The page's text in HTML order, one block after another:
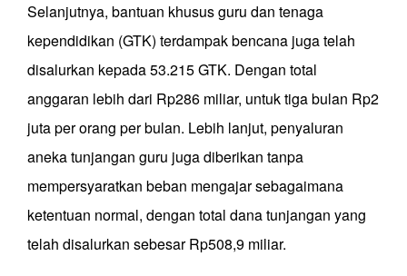
Selanjutnya, bantuan khusus guru dan tenaga
kependidikan (GTK) terdampak bencana juga telah
disalurkan kepada 53.215 GTK. Dengan total
anggaran lebih dari Rp286 miliar, untuk tiga bulan Rp2
juta per orang per bulan. Lebih lanjut, penyaluran
aneka tunjangan guru juga diberikan tanpa
mempersyaratkan beban mengajar sebagaimana
ketentuan normal, dengan total dana tunjangan yang
telah disalurkan sebesar Rp508,9 miliar.